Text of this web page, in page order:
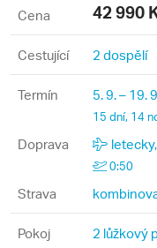
Cena 42 990
Cestující 2 dospělí
Termín 5. 9. – 19.
15 dní, 14
Doprava
0:50
Strava
Pokoj 2 lůžkový